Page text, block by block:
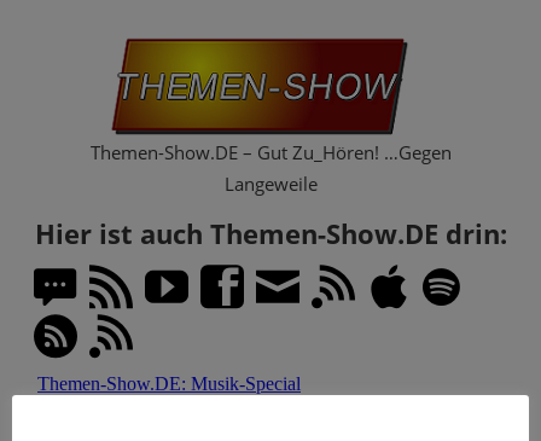
Themen-Show.DE – Gut Zu_Hören! …Gegen
Langeweile
Hier ist auch Themen-Show.DE drin: